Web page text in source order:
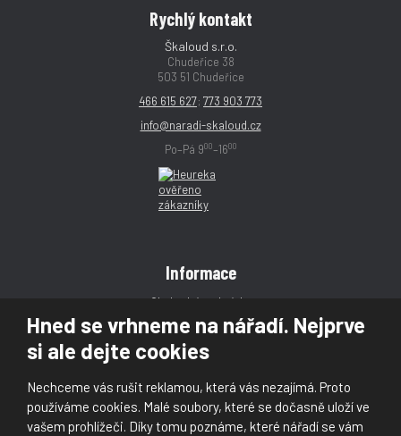
Hned se vrhneme na nářadí. Nejprve
si ale dejte cookies
Nechceme vás rušit reklamou, která vás nezajímá. Proto
používáme cookies. Malé soubory, které se dočasně uloží ve
vašem prohlížeči. Díky tomu poznáme, které nářadí se vám
Rychlý kontakt
Škaloud s.r.o.
Chudeřice 38
503 51 Chudeřice
466 615 627; 773 903 773
info@naradi-skaloud.cz
Po–Pá 900–1600
Informace
Obchodní podmínky
Reklamace
Magazín
Kontakt